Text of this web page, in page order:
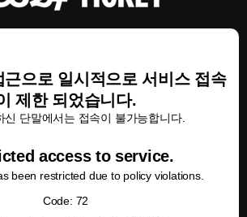
근으로 일시적으로 서비스 접속
제한 되었습니다.
신 단말에서는 접속이 불가능합니다.
access to service.
been restricted due to policy violations.
Code: 72